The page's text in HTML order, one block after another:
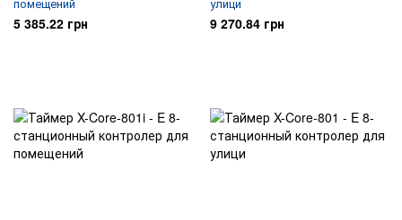
5 385.22 грн 9 270.84 грн